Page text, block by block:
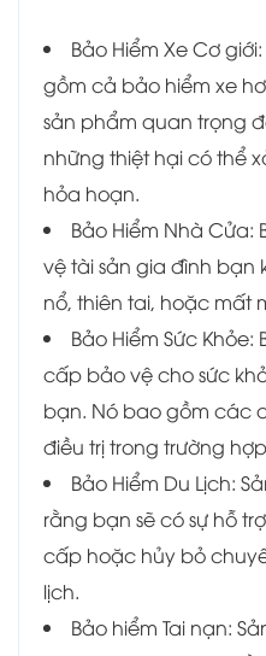
Bảo Hiểm Xe Cơ
gồm cả bảo hiểm xe
sản phẩm quan trọng
những thiệt hại có thể
hỏa hoạn.
Bảo Hiểm Nhà
vệ tài sản gia đình bạn
nổ, thiên tai, hoặc mất
Bảo Hiểm Sức
cấp bảo vệ cho sức
bạn. Nó bao gồm các
điều trị trong trường
Bảo Hiểm Du Lịch:
rằng bạn sẽ có sự hỗ
cấp hoặc hủy bỏ
lịch.
Bảo hiểm Tai nạn: